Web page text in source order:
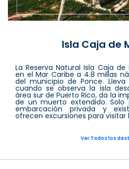
Isla Caja de
La Reserva Natural Isla Caja
en el Mar Caribe a 4.8 millas
del municipio de Ponce.
cuando se observa la isla
área sur de Puerto Rico, da la
de un muerto extendido. Solo
embarcación privada y
ofrecen excursiones para visitar
Ver Todos los